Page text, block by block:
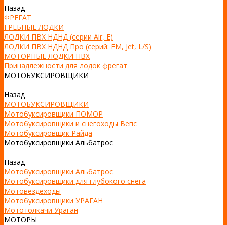
Назад
ФРЕГАТ
ГРЕБНЫЕ ЛОДКИ
ЛОДКИ ПВХ НДНД (серии Air, Е)
ЛОДКИ ПВХ НДНД Про (серий: FM, Jet, L/S)
МОТОРНЫЕ ЛОДКИ ПВХ
Принадлежности для лодок фрегат
МОТОБУКСИРОВЩИКИ
Назад
МОТОБУКСИРОВЩИКИ
Мотобуксировщики ПОМОР
Мотобуксировщики и снегоходы Вепс
Мотобуксировщик Райда
Мотобуксировщики Альбатрос
Назад
Мотобуксировщики Альбатрос
Мотобуксировщики для глубокого снега
Мотовездеходы
Мотобуксировщики УРАГАН
Мототолкачи Ураган
МОТОРЫ